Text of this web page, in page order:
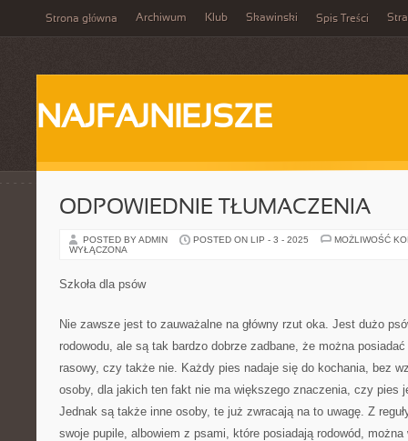
Strona główna Archiwum Klub Skawinski Spis Treści
NAJFAJNIEJSZE
ODPOWIEDNIE TŁUMACZENIA
POSTED BY ADMIN POSTED ON LIP - 3 - 2025
MOŻLIWOŚĆ
WYŁĄCZONA
Szkoła dla psów
Nie zawsze jest to zauważalne na główny rzut oka. Jest dużo
rodowodu, ale są tak bardzo dobrze zadbane, że można
rasowy, czy także nie. Każdy pies nadaje się do kochania, bez
osoby, dla jakich ten fakt nie ma większego znaczenia, czy pies
Jednak są także inne osoby, te już zwracają na to uwagę. Z
swoje pupile, albowiem z psami, które posiadają rodowód,